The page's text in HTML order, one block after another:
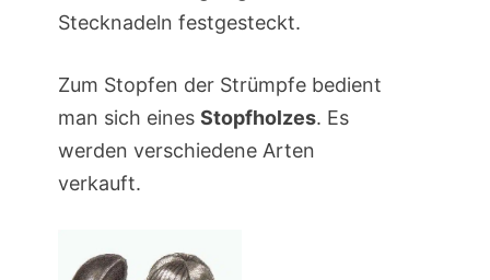
Stecknadeln festgesteckt.
Zum Stopfen der Strümpfe bedient
man sich eines Stopfholzes. Es
werden verschiedene Arten
verkauft.